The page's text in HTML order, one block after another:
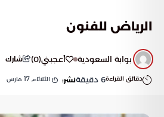
الرياض للفنون
بوابة السعودية أعجبني(
0
) شارك
دقائق القراءة6 دقيقةنشر: الثلاثاء, 17 مارس